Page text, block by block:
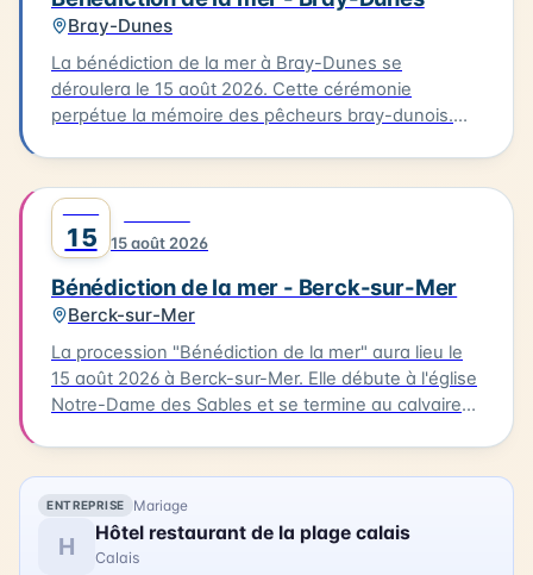
Bray-Dunes
La bénédiction de la mer à Bray-Dunes se
déroulera le 15 août 2026. Cette cérémonie
perpétue la mémoire des pêcheurs bray-dunois.
traditionnels jusqu'à la plage. L'homologue est
ensuite rendu aux marins disparus. Cette tradition
est une occasion pour les habitants de se
rassembler et de célébrer leur lien avec la mer.
15 15 août 2026
Bénédiction de la mer - Berck-sur-Mer
Berck-sur-Mer
La procession "Bénédiction de la mer" aura lieu le
15 août 2026 à Berck-sur-Mer. Elle débute à l'église
Notre-Dame des Sables et se termine au calvaire
des bateaux. Vous pourrez également profiter
d'animations, de stands associatifs et d'un feu
d'artifices en soirée. Cette célébration est un
moment unique pour les habitants et les visiteurs
ENTREPRISE Mariage
H Hôtel restaurant de la plage calais
Calais